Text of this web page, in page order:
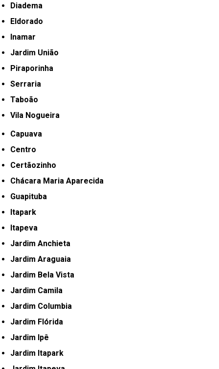
Diadema
Eldorado
Inamar
Jardim União
Piraporinha
Serraria
Taboão
Vila Nogueira
Capuava
Centro
Certãozinho
Chácara Maria Aparecida
Guapituba
Itapark
Itapeva
Jardim Anchieta
Jardim Araguaia
Jardim Bela Vista
Jardim Camila
Jardim Columbia
Jardim Flórida
Jardim Ipê
Jardim Itapark